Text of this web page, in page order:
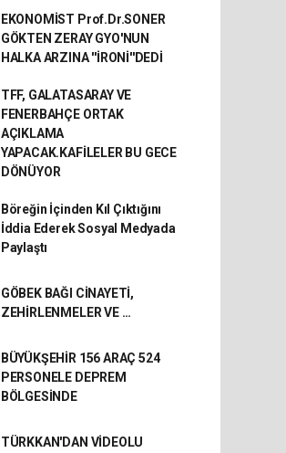
EKONOMİST Prof.Dr.SONER
GÖKTEN ZERAY GYO'NUN
HALKA ARZINA ''İRONİ''DEDİ
TFF, GALATASARAY VE
FENERBAHÇE ORTAK
AÇIKLAMA
YAPACAK.KAFİLELER BU GECE
DÖNÜYOR
Böreğin İçinden Kıl Çıktığını
İddia Ederek Sosyal Medyada
Paylaştı
GÖBEK BAĞI CİNAYETİ,
ZEHİRLENMELER VE …
BÜYÜKŞEHİR 156 ARAÇ 524
PERSONELE DEPREM
BÖLGESİNDE
TÜRKKAN'DAN VİDEOLU